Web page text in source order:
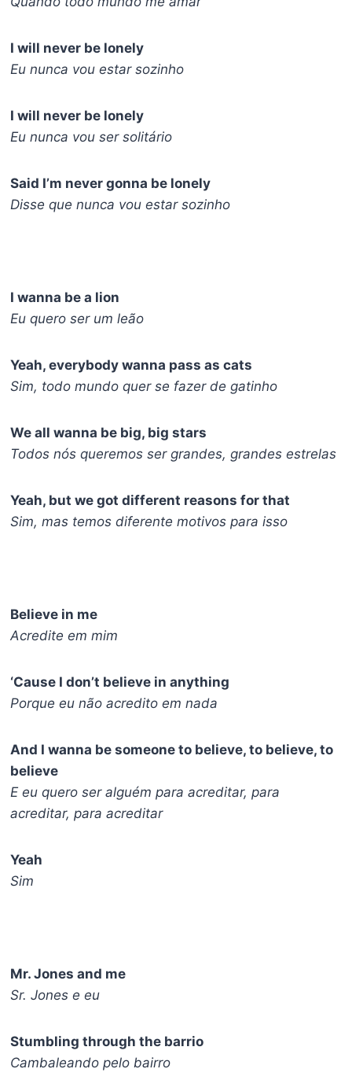
I will never be lonely
Eu nunca vou estar sozinho
I will never be lonely
Eu nunca vou ser solitário
Said I’m never gonna be lonely
Disse que nunca vou estar sozinho
I wanna be a lion
Eu quero ser um leão
Yeah, everybody wanna pass as cats
Sim, todo mundo quer se fazer de gatinho
We all wanna be big, big stars
Todos nós queremos ser grandes, grandes estrelas
Yeah, but we got different reasons for that
Sim, mas temos diferente motivos para isso
Believe in me
Acredite em mim
‘Cause I don’t believe in anything
Porque eu não acredito em nada
And I wanna be someone to believe, to believe, to
believe
E eu quero ser alguém para acreditar, para
acreditar, para acreditar
Yeah
Sim
Mr. Jones and me
Sr. Jones e eu
Stumbling through the barrio
Cambaleando pelo bairro